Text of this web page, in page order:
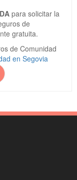
para solicitar la
de
gratuita.
de Comunidad
en Segovia